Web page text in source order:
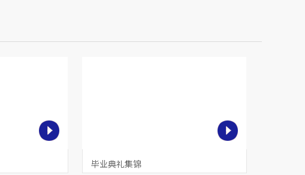
毕业典礼集锦